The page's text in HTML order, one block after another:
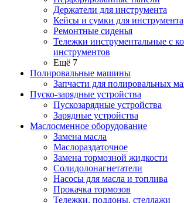
Держатели для инструмента
Кейсы и сумки для инструмента
Ремонтные сиденья
Тележки инструментальные с
инструментов
Ещё 7
Полировальные машины
Запчасти для полировальных
Пуско-зарядные устройства
Пускозарядные устройства
Зарядные устройства
Маслосменное оборудование
Замена масла
Маслораздаточное
Замена тормозной жидкости
Солидолонагнетатели
Насосы для масла и топлива
Прокачка тормозов
Тележки, поддоны, стеллажи